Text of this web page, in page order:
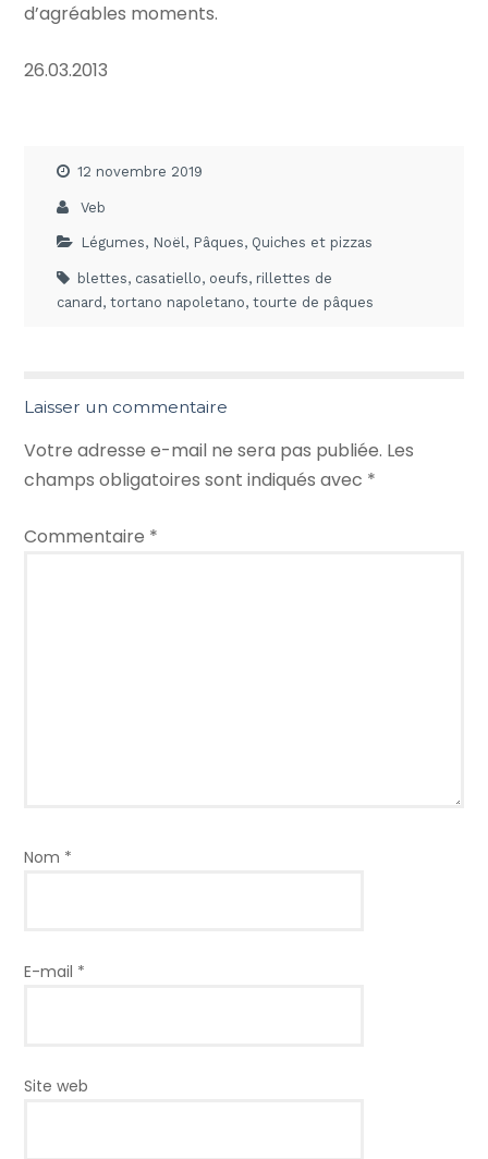
d’agréables moments.
26.03.2013
12 novembre 2019
Veb
Légumes, Noël, Pâques, Quiches et pizzas
blettes, casatiello, oeufs, rillettes de
canard ,tortano napoletano,tourte de pâques
Laisser un commentaire
Votre adresse e-mail ne sera pas publiée. Les
champs obligatoires sont indiqués avec *
Commentaire *
Nom *
E-mail *
Site web